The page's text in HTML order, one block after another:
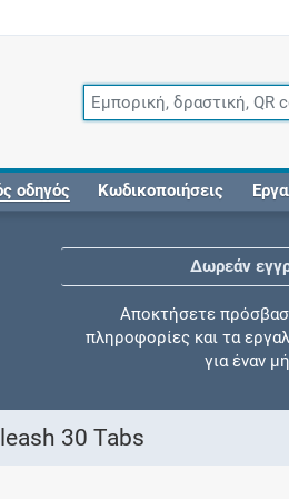
οδηγός Κωδικοποιήσεις
Δωρεάν
Αποκτήσετε
πληροφορίες και τα
για έναν
30 Tabs